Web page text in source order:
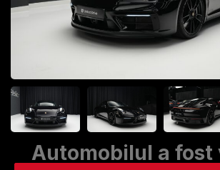
Automobilul a fost